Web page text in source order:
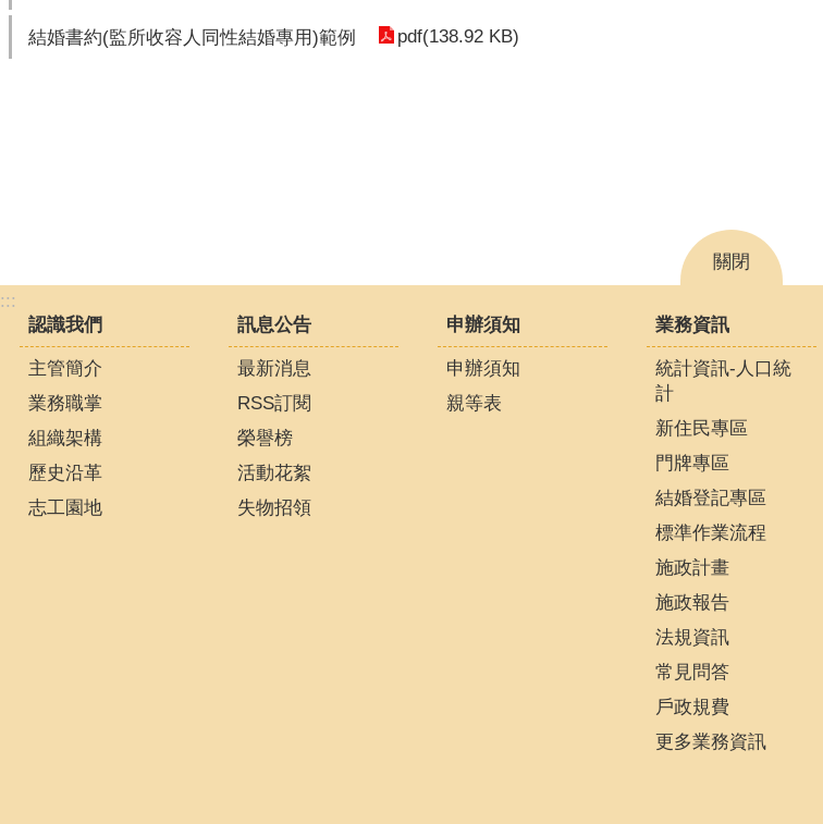
結婚書約(監所收容人同性結婚專用)範例 pdf(138.92 KB)
關閉
:::
認識我們
主管簡介
業務職掌
組織架構
歷史沿革
志工園地
訊息公告
最新消息
RSS訂閱
榮譽榜
活動花絮
失物招領
申辦須知
申辦須知
親等表
業務資訊
統計資訊-人口統
計
新住民專區
門牌專區
結婚登記專區
標準作業流程
施政計畫
施政報告
法規資訊
常見問答
戶政規費
更多業務資訊